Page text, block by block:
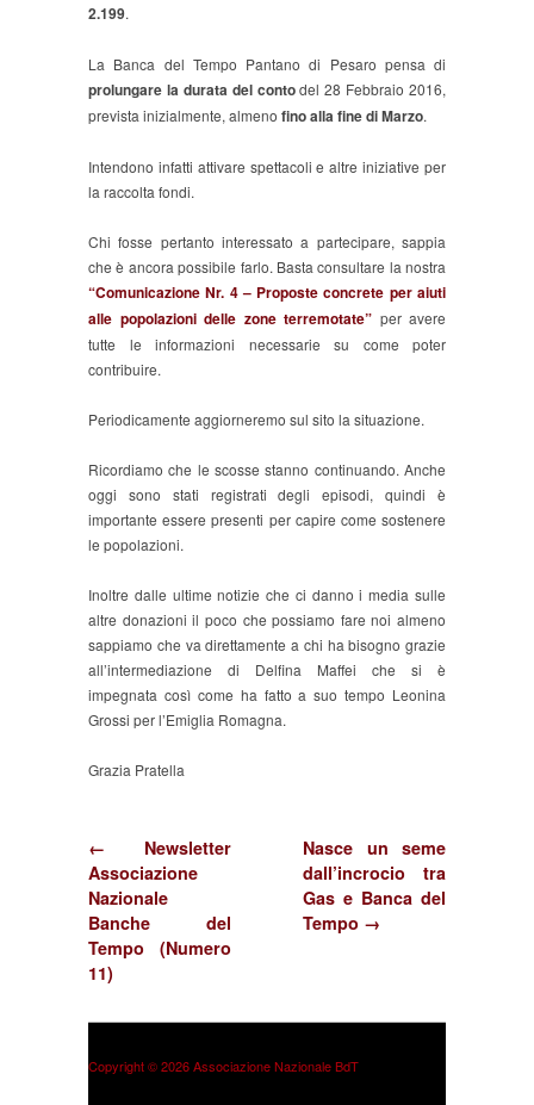
2.199.
La Banca del Tempo Pantano di Pesaro pensa di
prolungare la durata del contodel 28 Febbraio 2016,
prevista inizialmente, almeno fino alla fine di Marzo.
Intendono infatti attivare spettacoli e altre iniziative per
la raccolta fondi.
Chi fosse pertanto interessato a partecipare, sappia
che è ancora possibile farlo. Basta consultare la nostra
“Comunicazione Nr. 4 – Proposte concrete per aiuti
alle popolazioni delle zone terremotate” per avere
tutte le informazioni necessarie su come poter
contribuire.
Periodicamente aggiorneremo sul sito la situazione.
Ricordiamo che le scosse stanno continuando. Anche
oggi sono stati registrati degli episodi, quindi è
importante essere presenti per capire come sostenere
le popolazioni.
Inoltre dalle ultime notizie che ci danno i media sulle
altre donazioni il poco che possiamo fare noi almeno
sappiamo che va direttamente a chi ha bisogno grazie
all’intermediazione di Delfina Maffei che si è
impegnata così come ha fatto a suo tempo Leonina
Grossi per l’Emiglia Romagna.
Grazia Pratella
← Newsletter
Associazione
Nazionale
Banche del
Tempo (Numero
11)
Nasce un seme
dall’incrocio tra
Gas e Banca del
Tempo →
Copyright © 2026 Associazione Nazionale BdT